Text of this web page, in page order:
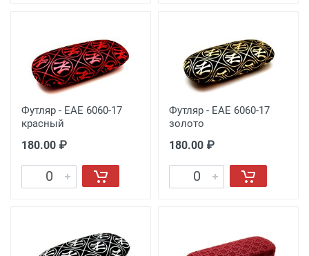
Футляр - EAE 6060-17
красный
180.00 ₽
Футляр - EAE 6060-17
золото
180.00 ₽